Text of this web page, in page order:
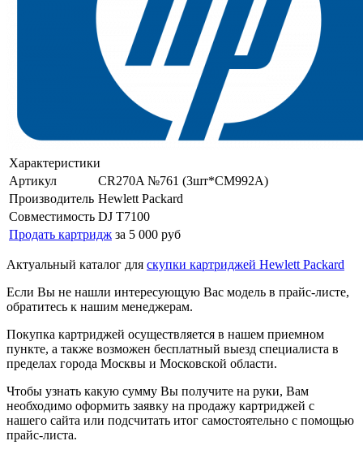
Характеристики
Артикул
CR270A №761 (3шт*CM992A)
Производитель Hewlett Packard
Совместимость DJ T7100
Продать картридж за 5 000 руб
Актуальный каталог для скупки картриджей Hewlett Packard
Если Вы не нашли интересующую Вас модель в прайс-листе,
обратитесь к нашим менеджерам.
Покупка картриджей осуществляется в нашем приемном
пункте, а также возможен бесплатный выезд специалиста в
пределах города Москвы и Московской области.
Чтобы узнать какую сумму Вы получите на руки, Вам
необходимо оформить заявку на продажу картриджей с
нашего сайта или подсчитать итог самостоятельно с помощью
прайс-листа.